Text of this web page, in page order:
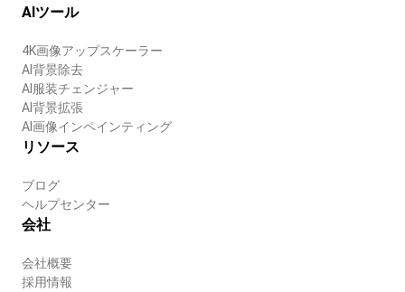
AIツール
4K画像アップスケーラー
AI背景除去
AI服装チェンジャー
AI背景拡張
AI画像インペインティング
リソース
ブログ
ヘルプセンター
会社
会社概要
採用情報